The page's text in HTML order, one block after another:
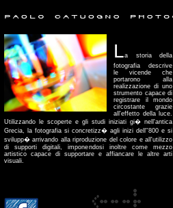
La storia della
fotografia descrive
le vicende che
portarono alla
realizzazione di uno
strumento capace di
registrare il mondo
circostante grazie
all'effetto della luce.
Utilizzando le scoperte e gli studi iniziati gi� nell'antica
Grecia, la fotografia si concretizz� agli inizi dell''800 e si
svilupp� arrivando alla riproduzione del colore e all'utilizzo
di supporti digitali, imponendosi inoltre come mezzo
artistico capace di supportare e affiancare le altre arti
visuali.